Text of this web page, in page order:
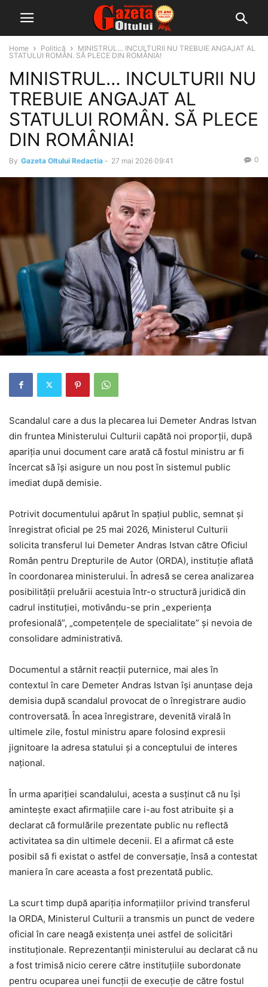
Home Politică
MINISTRUL… INCULTURII NU TREBUIE ANGAJAT AL
STATULUI ROMÂN. SĂ PLECE DIN ROMÂNIA!
MINISTRUL… INCULTURII NU
TREBUIE ANGAJAT AL
STATULUI ROMÂN. SĂ PLECE
DIN ROMÂNIA!
By Gazeta Oltului Redactia - 27 mai 2026 09:41 0
Scandalul care a dus la plecarea lui Demeter Andras Istvan
din fruntea Ministerului Culturii capătă noi proporții, după
apariția unui document care arată că fostul ministru ar fi
încercat să își asigure un nou post în sistemul public
imediat după demisie.
Potrivit documentului apărut în spațiul public, semnat și
înregistrat oficial pe 25 mai 2026, Ministerul Culturii
solicita transferul lui Demeter Andras Istvan către Oficiul
Român pentru Drepturile de Autor (ORDA), instituție aflată
în coordonarea ministerului. În adresă se cerea analizarea
posibilității preluării acestuia într-o structură juridică din
cadrul instituției, motivându-se prin „experiența
profesională”, „competențele de specialitate” și nevoia de
consolidare administrativă.
Documentul a stârnit reacții puternice, mai ales în
contextul în care Demeter Andras Istvan își anunțase deja
demisia după scandalul provocat de o înregistrare audio
controversată. În acea înregistrare, devenită virală în
ultimele zile, fostul ministru apare folosind expresii
jignitoare la adresa statului și a conceptului de interes
național.
În urma apariției scandalului, acesta a susținut că nu își
amintește exact afirmațiile care i-au fost atribuite și a
declarat că formulările prezentate public nu reflectă
activitatea sa din ultimele decenii. El a afirmat că este
posibil să fi existat o astfel de conversație, însă a contestat
maniera în care aceasta a fost prezentată public.
La scurt timp după apariția informațiilor privind transferul
la ORDA, Ministerul Culturii a transmis un punct de vedere
oficial în care neagă existența unei astfel de solicitări
instituționale. Reprezentanții ministerului au declarat că nu
a fost trimisă nicio cerere către instituțiile subordonate
pentru ocuparea unei funcții de execuție de către fostul